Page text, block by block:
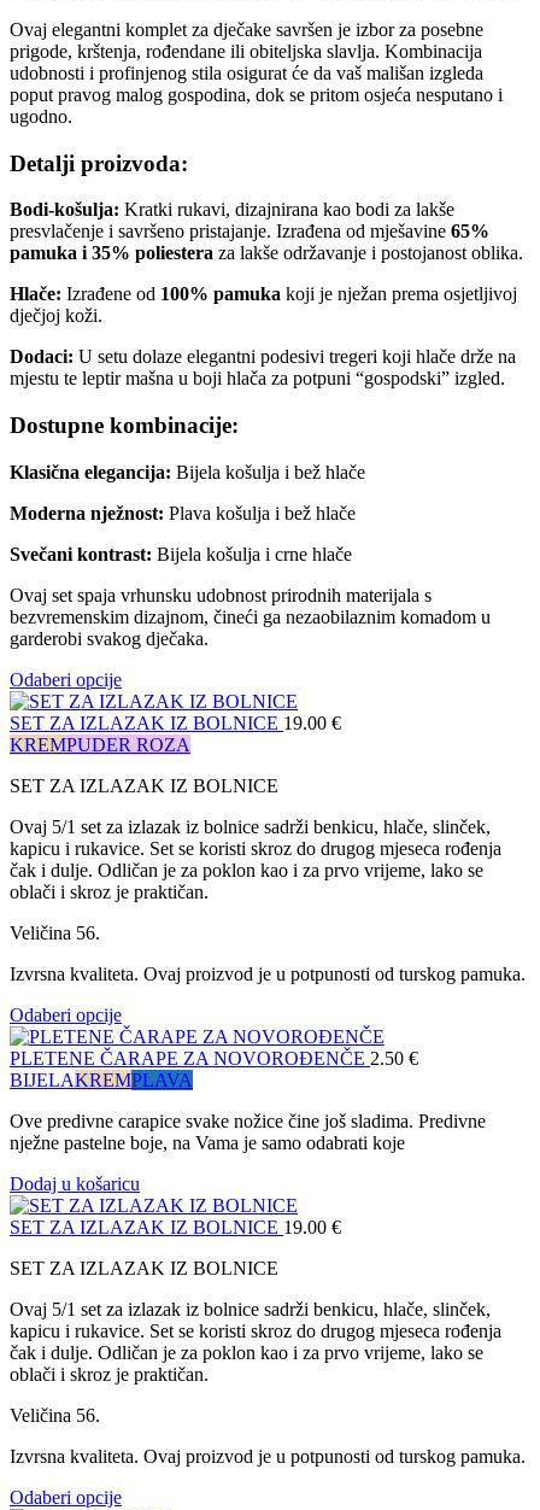
Ovaj elegantni komplet za dječake savršen je izbor za posebne
prigode, krštenja, rođendane ili obiteljska slavlja. Kombinacija
udobnosti i profinjenog stila osigurat će da vaš mališan izgleda
poput pravog malog gospodina, dok se pritom osjeća nesputano i
ugodno.
Detalji proizvoda:
Bodi-košulja: Kratki rukavi, dizajnirana kao bodi za lakše
presvlačenje i savršeno pristajanje. Izrađena od mješavine 65%
pamuka i 35% poliestera za lakše održavanje i postojanost oblika.
Hlače: Izrađene od 100% pamuka koji je nježan prema osjetljivoj
dječjoj koži.
Dodaci: U setu dolaze elegantni podesivi tregeri koji hlače drže na
mjestu te leptir mašna u boji hlača za potpuni “gospodski” izgled.
Dostupne kombinacije:
Klasična elegancija: Bijela košulja i bež hlače
Moderna nježnost: Plava košulja i bež hlače
Svečani kontrast: Bijela košulja i crne hlače
Ovaj set spaja vrhunsku udobnost prirodnih materijala s
bezvremenskim dizajnom, čineći ga nezaobilaznim komadom u
garderobi svakog dječaka.
Odaberi opcije
SET ZA IZLAZAK IZ BOLNICE 19.00 €
KREMPUDER ROZA
SET ZA IZLAZAK IZ BOLNICE
Ovaj 5/1 set za izlazak iz bolnice sadrži benkicu, hlače, slinček,
kapicu i rukavice. Set se koristi skroz do drugog mjeseca rođenja
čak i dulje. Odličan je za poklon kao i za prvo vrijeme, lako se
oblači i skroz je praktičan.
Veličina 56.
Izvrsna kvaliteta. Ovaj proizvod je u potpunosti od turskog pamuka.
Odaberi opcije
PLETENE ČARAPE ZA NOVOROĐENČE 2.50 €
BIJELAKREMPLAVA
Ove predivne carapice svake nožice čine još sladima. Predivne
nježne pastelne boje, na Vama je samo odabrati koje
Dodaj u košaricu
SET ZA IZLAZAK IZ BOLNICE 19.00 €
SET ZA IZLAZAK IZ BOLNICE
Ovaj 5/1 set za izlazak iz bolnice sadrži benkicu, hlače, slinček,
kapicu i rukavice. Set se koristi skroz do drugog mjeseca rođenja
čak i dulje. Odličan je za poklon kao i za prvo vrijeme, lako se
oblači i skroz je praktičan.
Veličina 56.
Izvrsna kvaliteta. Ovaj proizvod je u potpunosti od turskog pamuka.
Odaberi opcije